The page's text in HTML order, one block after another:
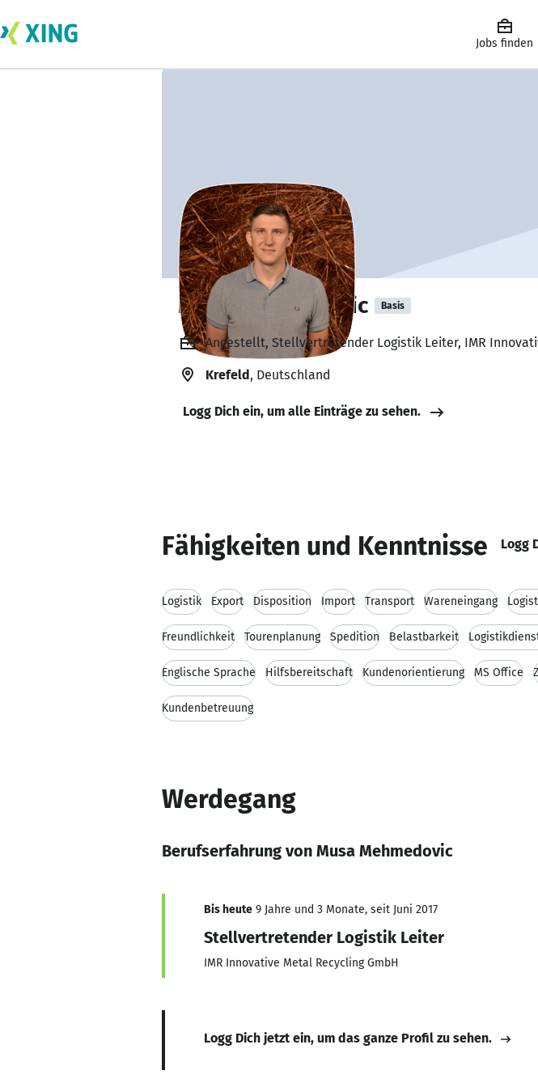
Jobs finden
Musa Mehmedovic Basis
Angestellt, Stellvertretender Logistik Leiter, IMR
Krefeld, Deutschland
Logg Dich ein, um alle Einträge zu sehen.
Fähigkeiten und Kenntnisse Logg
Logistik Export Disposition Import Transport Wareneingang
Freundlichkeit Tourenplanung Spedition Belastbarkeit
Englische Sprache Hilfsbereitschaft Kundenorientierung MS Office
Kundenbetreuung
Werdegang
Berufserfahrung von Musa Mehmedovic
Bis heute 9 Jahre und 3 Monate, seit Juni 2017
Stellvertretender Logistik Leiter
IMR Innovative Metal Recycling GmbH
Logg Dich jetzt ein, um das ganze Profil zu sehen.